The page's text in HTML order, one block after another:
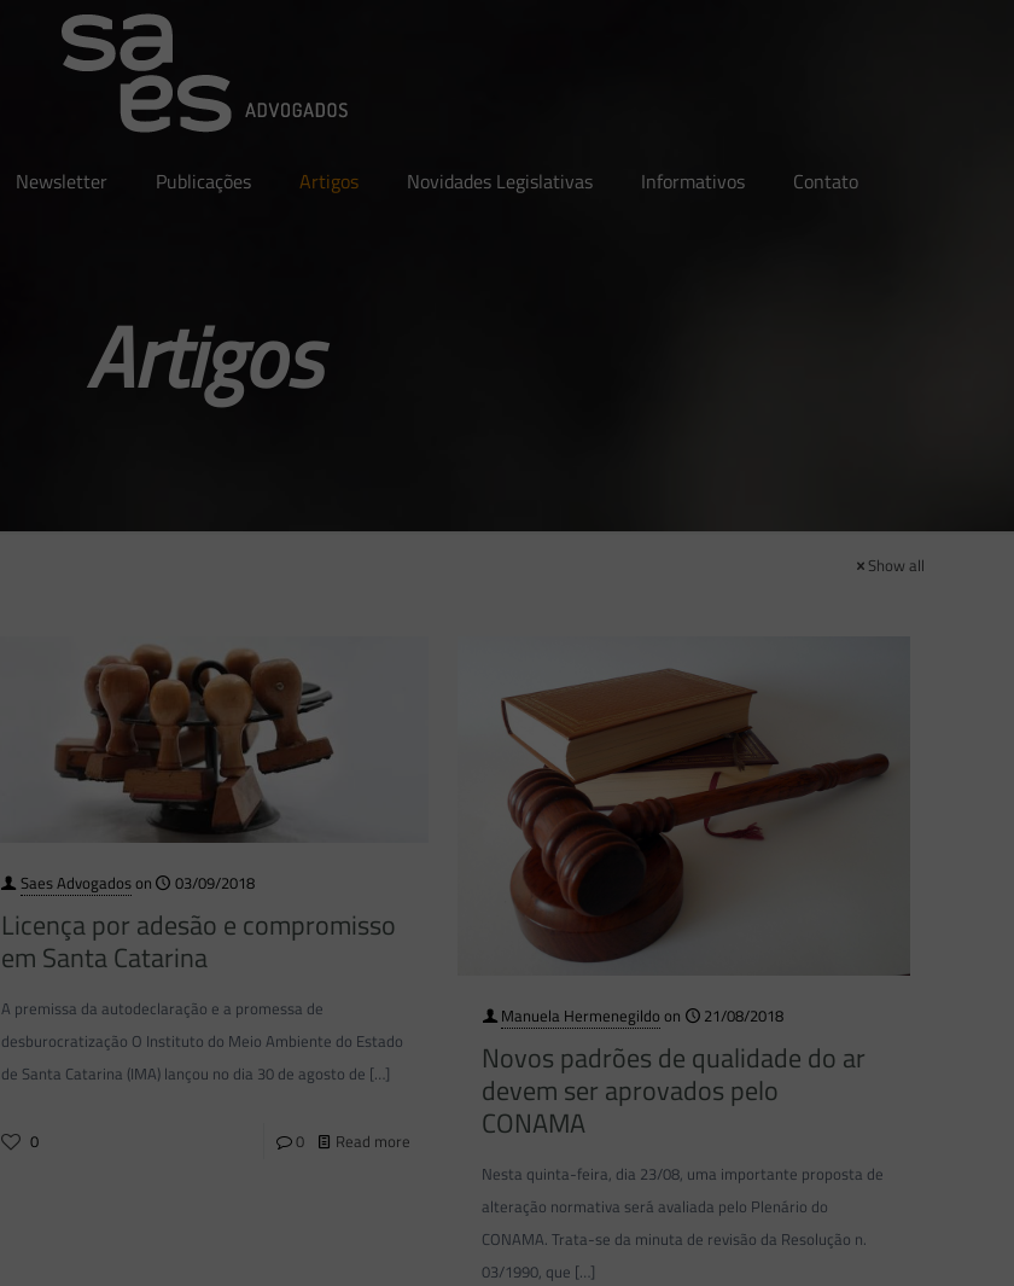
Newsletter Publicações Artigos Novidades Legislativas Informativos Contato
Artigos
Show all
Saes Advogadoson 03/09/2018
Licença por adesão e compromisso
em Santa Catarina
A premissa da autodeclaração e a promessa de
desburocratização O Instituto do Meio Ambiente do Estado
de Santa Catarina (IMA) lançou no dia 30 de agosto de […]
0 0 Read more
Manuela Hermenegildo on 21/08/2018
Novos padrões de qualidade do ar
devem ser aprovados pelo
CONAMA
Nesta quinta-feira, dia 23/08, uma importante proposta de
alteração normativa será avaliada pelo Plenário do
CONAMA. Trata-se da minuta de revisão da Resolução n.
03/1990, que […]